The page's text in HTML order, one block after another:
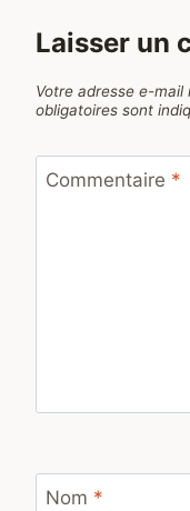
Laisser un
Votre adresse e-mail
obligatoires sont
Commentaire *
Nom *